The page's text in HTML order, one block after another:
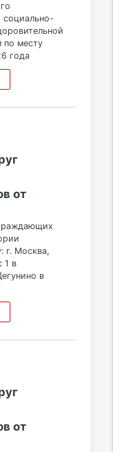
социально-
по месту
года
от
г. Москва,
1 в
в
от